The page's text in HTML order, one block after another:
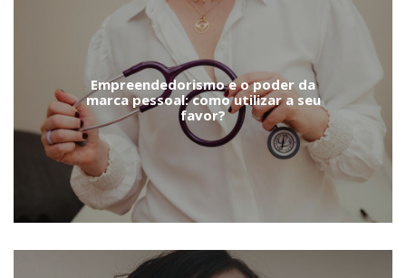
Empreendedorismo e o poder da
marca pessoal: como utilizar a seu
favor?